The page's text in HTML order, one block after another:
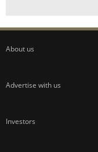
About us
Advertise with us
Investors